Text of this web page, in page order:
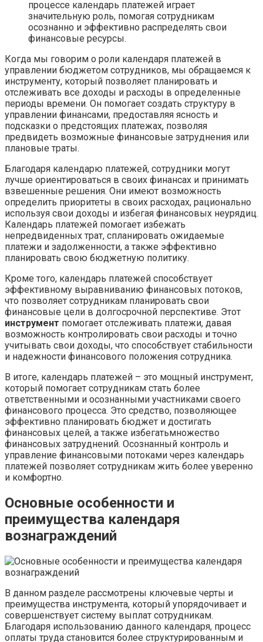
процессе календарь платежей играет
значительную роль, помогая сотрудникам
осознанно и эффективно распределять свои
финансовые ресурсы.
Когда мы говорим о роли календаря платежей в
управлении бюджетом сотрудников, мы обращаемся к
инструменту, который позволяет планировать и
отслеживать все доходы и расходы в определенные
периоды времени. Он помогает создать структуру в
управлении финансами, предоставляя ясность и
подсказки о предстоящих платежах, позволяя
предвидеть возможные финансовые затруднения или
плановые траты.
Благодаря календарю платежей, сотрудники могут
лучше ориентироваться в своих финансах и принимать
взвешенные решения. Они имеют возможность
определить приоритеты в своих расходах, рационально
используя свои доходы и избегая финансовых неурядиц.
Календарь платежей помогает избежать
непредвиденных трат, спланировать ожидаемые
платежи и задолженности, а также эффективно
планировать свою бюджетную политику.
Кроме того, календарь платежей способствует
эффективному выравниванию финансовых потоков,
что позволяет сотрудникам планировать свои
финансовые цели в долгосрочной перспективе. Этот
инструмент помогает отслеживать платежи, давая
возможность контролировать свои расходы и точно
учитывать свои доходы, что способствует стабильности
и надежности финансового положения сотрудника.
В итоге, календарь платежей – это мощный инструмент,
который помогает сотрудникам стать более
ответственными и осознанными участниками своего
финансового процесса. Это средство, позволяющее
эффективно планировать бюджет и достигать
финансовых целей, а также избегатьмножество
финансовых затруднений. Осознанный контроль и
управление финансовыми потоками через календарь
платежей позволяет сотрудникам жить более уверенно
и комфортно.
Основные особенности и
преимущества календаря
вознаграждений
В данном разделе рассмотрены ключевые черты и
преимущества инструмента, который упорядочивает и
совершенствует систему выплат сотрудникам.
Благодаря использованию данного календаря, процесс
оплаты труда становится более структурированным и